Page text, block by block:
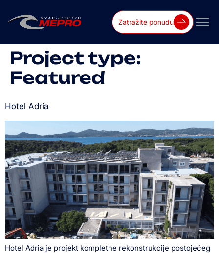
Zatražite ponudu
Project type:
Featured
Hotel Adria
Hotel Adria je projekt kompletne rekonstrukcije postojećeg